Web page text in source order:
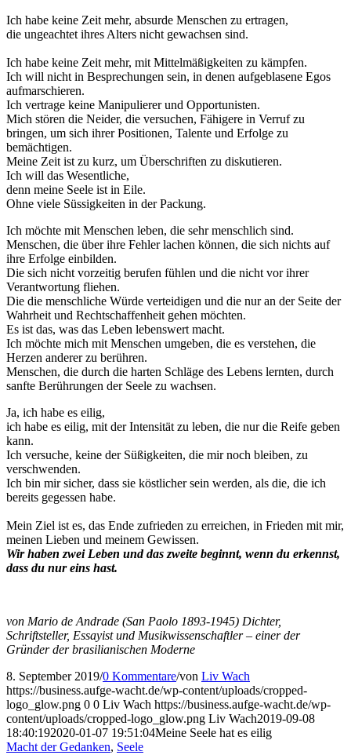
Ich habe keine Zeit mehr, absurde Menschen zu ertragen,
die ungeachtet ihres Alters nicht gewachsen sind.
Ich habe keine Zeit mehr, mit Mittelmäßigkeiten zu kämpfen.
Ich will nicht in Besprechungen sein, in denen aufgeblasene Egos
aufmarschieren.
Ich vertrage keine Manipulierer und Opportunisten.
Mich stören die Neider, die versuchen, Fähigere in Verruf zu
bringen, um sich ihrer Positionen, Talente und Erfolge zu
bemächtigen.
Meine Zeit ist zu kurz, um Überschriften zu diskutieren.
Ich will das Wesentliche,
denn meine Seele ist in Eile.
Ohne viele Süssigkeiten in der Packung.
Ich möchte mit Menschen leben, die sehr menschlich sind.
Menschen, die über ihre Fehler lachen können, die sich nichts auf
ihre Erfolge einbilden.
Die sich nicht vorzeitig berufen fühlen und die nicht vor ihrer
Verantwortung fliehen.
Die die menschliche Würde verteidigen und die nur an der Seite der
Wahrheit und Rechtschaffenheit gehen möchten.
Es ist das, was das Leben lebenswert macht.
Ich möchte mich mit Menschen umgeben, die es verstehen, die
Herzen anderer zu berühren.
Menschen, die durch die harten Schläge des Lebens lernten, durch
sanfte Berührungen der Seele zu wachsen.
Ja, ich habe es eilig,
ich habe es eilig, mit der Intensität zu leben, die nur die Reife geben
kann.
Ich versuche, keine der Süßigkeiten, die mir noch bleiben, zu
verschwenden.
Ich bin mir sicher, dass sie köstlicher sein werden, als die, die ich
bereits gegessen habe.
Mein Ziel ist es, das Ende zufrieden zu erreichen, in Frieden mit mir,
meinen Lieben und meinem Gewissen.
Wir haben zwei Leben und das zweite beginnt, wenn du erkennst,
dass du nur eins hast.
von Mario de Andrade (San Paolo 1893-1945) Dichter,
Schriftsteller, Essayist und Musikwissenschaftler – einer der
Gründer der brasilianischen Moderne
8. September 2019/0 Kommentare/von Liv Wach
https://business.aufge-wacht.de/wp-content/uploads/cropped-
logo_glow.png 0 0 Liv Wach https://business.aufge-wacht.de/wp-
content/uploads/cropped-logo_glow.png Liv Wach2019-09-08
18:40:192020-01-07 19:51:04Meine Seele hat es eilig
Macht der Gedanken, Seele